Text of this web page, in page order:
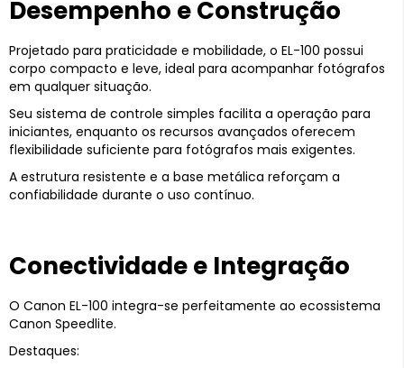
Desempenho e Construção
Projetado para praticidade e mobilidade, o EL-100 possui
corpo compacto e leve, ideal para acompanhar fotógrafos
em qualquer situação.
Seu sistema de controle simples facilita a operação para
iniciantes, enquanto os recursos avançados oferecem
flexibilidade suficiente para fotógrafos mais exigentes.
A estrutura resistente e a base metálica reforçam a
confiabilidade durante o uso contínuo.
Conectividade e Integração
O Canon EL-100 integra-se perfeitamente ao ecossistema
Canon Speedlite.
Destaques: